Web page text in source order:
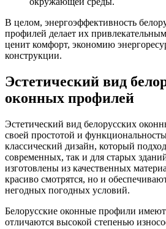
В целом, энергоэффективность
профилей делает их
ценит комфорт, экономию
конструкции.
Эстетический вид
оконных профилей
Эстетический вид белорусских
своей простотой и
классический дизайн, который
современных, так и для старых
изготовлены из качественных
красиво смотрятся, но и
негодных погодных условий.
Белорусские оконные профили
отличаются высокой степенью